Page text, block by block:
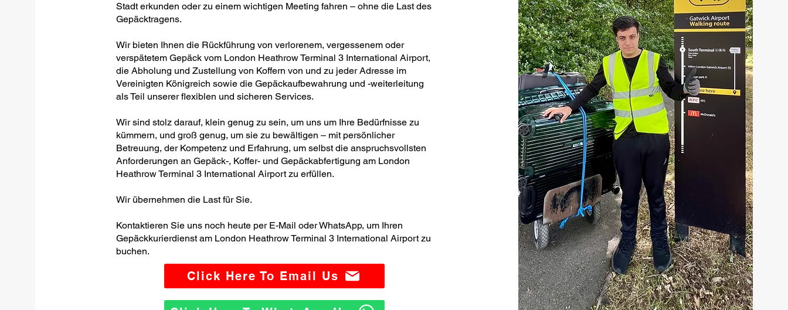
Stadt erkunden oder zu einem wichtigen Meeting fahren – ohne die Last des
Gepäcktragens.
Wir bieten Ihnen die Rückführung von verlorenem, vergessenem oder
verspätetem Gepäck vom London Heathrow Terminal 3 International Airport,
die Abholung und Zustellung von Koffern von und zu jeder Adresse im
Vereinigten Königreich sowie die Gepäckaufbewahrung und -weiterleitung
als Teil unserer flexiblen und sicheren Services.
Wir sind stolz darauf, klein genug zu sein, um uns um Ihre Bedürfnisse zu
kümmern, und groß genug, um sie zu bewältigen – mit persönlicher
Betreuung, der Kompetenz und Erfahrung, um selbst die anspruchsvollsten
Anforderungen an Gepäck-, Koffer- und Gepäckabfertigung am London
Heathrow Terminal 3 International Airport zu erfüllen.
Wir übernehmen die Last für Sie.
Kontaktieren Sie uns noch heute per E-Mail oder WhatsApp, um Ihren
Gepäckkurierdienst am London Heathrow Terminal 3 International Airport zu
buchen.
Click Here To Email Us